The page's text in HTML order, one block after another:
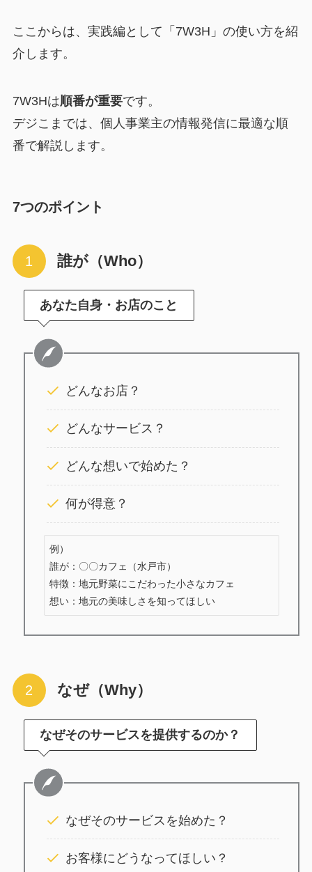
ここからは、実践編として「7W3H」の使い方を紹
介します。
7W3Hは順番が重要です。
デジこまでは、個人事業主の情報発信に最適な順
番で解説します。
7つのポイント
誰が（Who）
あなた自身・お店のこと
どんなお店？
どんなサービス？
どんな想いで始めた？
何が得意？
例）
誰が：〇〇カフェ（水戸市）
特徴：地元野菜にこだわった小さなカフェ
想い：地元の美味しさを知ってほしい
なぜ（Why）
なぜそのサービスを提供するのか？
なぜそのサービスを始めた？
お客様にどうなってほしい？